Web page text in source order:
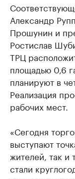
Александр
Прошунин и
Ростислав
ТРЦ
площадью 0,6
планируют в
Реализация
рабочих мест.
«Сегодня
выступают
жителей, так
стали